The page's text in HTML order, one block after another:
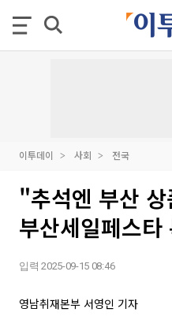
이투데이 사회 전국
"추석엔 부산
부산세일페스
입력 2025-09-15 08:46
영남취재본부 서영인 기자